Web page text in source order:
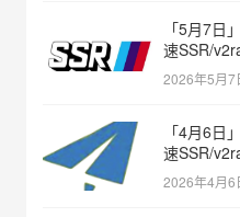
「5月7日
速SSR/
节点免费分
2026年5月7
「4月6日
速SSR/
节点免费分
2026年4月6